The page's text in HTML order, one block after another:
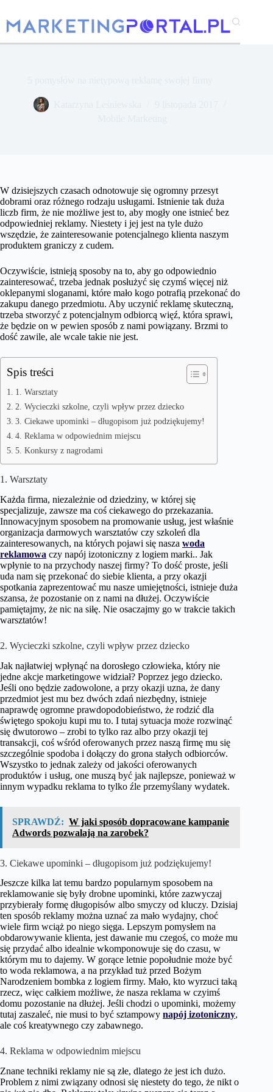
treści
W dzisiejszych czasach odnotowuje się ogromny przesyt
dobrami oraz różnego rodzaju usługami. Istnienie tak duża
liczb firm, że nie możliwe jest to, aby mogły one istnieć bez
odpowiedniej reklamy. Niestety i jej jest na tyle dużo
wszędzie, że zainteresowanie potencjalnego klienta naszym
produktem graniczy z cudem.
Oczywiście, istnieją sposoby na to, aby go odpowiednio
zainteresować, trzeba jednak posłużyć się czymś więcej niż
oklepanymi sloganami, które mało kogo potrafią przekonać do
zakupu danego przedmiotu. Aby uczynić reklamę skuteczną,
trzeba stworzyć z potencjalnym odbiorcą więź, która sprawi,
że będzie on w pewien sposób z nami powiązany. Brzmi to
dość zawile, ale wcale takie nie jest.
Spis treści
1. Warsztaty
2. Wycieczki szkolne, czyli wpływ przez dziecko
3. Ciekawe upominki – długopisom już podziękujemy!
4. Reklama w odpowiednim miejscu
5. Konkursy z nagrodami
1. Warsztaty
Każda firma, niezależnie od dziedziny, w której się
specjalizuje, zawsze ma coś ciekawego do przekazania.
Innowacyjnym sposobem na promowanie usług, jest właśnie
organizacja darmowych warsztatów czy szkoleń dla
zainteresowanych, na których pojawi się nasza woda
reklamowa czy napój izotoniczny z logiem marki.. Jak
wpłynie to na przychody naszej firmy? To dość proste, jeśli
uda nam się przekonać do siebie klienta, a przy okazji
spotkania zaprezentować mu nasze umiejętności, istnieje duża
szansa, że pozostanie on z nami na dłużej. Oczywiście
pamiętajmy, że nic na siłę. Nie osaczajmy go w trakcie takich
warsztatów!
2. Wycieczki szkolne, czyli wpływ przez dziecko
Jak najłatwiej wpłynąć na dorosłego człowieka, który nie
jedne akcje marketingowe widział? Poprzez jego dziecko.
Jeśli ono będzie zadowolone, a przy okazji uzna, że dany
przedmiot jest mu bez dwóch zdań niezbędny, istnieje
naprawdę ogromne prawdopodobieństwo, że rodzić dla
świętego spokoju kupi mu to. I tutaj sytuacja może rozwinąć
się dwutorowo – zrobi to tylko raz albo przy okazji tej
transakcji, coś wśród oferowanych przez naszą firmę mu się
szczególnie spodoba i dołączy do grona stałych odbiorców.
Wszystko to jednak zależy od jakości oferowanych
produktów i usług, one muszą być jak najlepsze, ponieważ w
innym wypadku reklama to tylko źle przemyślany wydatek.
SPRAWDŹ: W jaki sposób dopracowane kampanie
Adwords pozwalają na zarobek?
3. Ciekawe upominki – długopisom już podziękujemy!
Jeszcze kilka lat temu bardzo popularnym sposobem na
reklamowanie się były drobne upominki, które zazwyczaj
przybierały formę długopisów albo smyczy od kluczy. Dzisiaj
ten sposób reklamy można uznać za mało wydajny, choć
wiele firm wciąż po niego sięga. Lepszym pomysłem na
obdarowywanie klienta, jest dawanie mu czegoś, co może mu
się przydać albo idealnie wkomponowuje się do czasu, w
którym mu to dajemy. W gorące letnie popołudnie może być
to woda reklamowa, a na przykład tuż przed Bożym
Narodzeniem bombka z logiem firmy. Mało, kto wyrzuci taką
rzecz, więc całkiem możliwe, że nasza reklama w czyimś
domu pozostanie na dłużej. Jeśli chodzi o upominki, możemy
tutaj zaszaleć, nie musi to być sztampowy napój izotoniczny,
ale coś kreatywnego czy zabawnego.
4. Reklama w odpowiednim miejscu
Znane techniki reklamy nie są złe, dlatego że jest ich dużo.
Problem z nimi związany odnosi się niestety do tego, że nikt o